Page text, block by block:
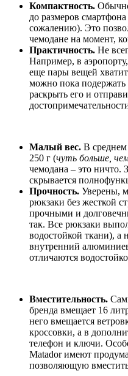
Компактность.
до размеров
сожалению). Это
чемодане на момент,
Практичность. Не
Например, в
еще пары вещей
можно пока подержать
раскрыть его и
Малый вес. В
250 г (чуть больше,
чемодана – это ничто.
скрывается
Прочность. Уверены,
рюкзаки без жесткой
прочными и
так. Все рюкзаки
водостойкой ткани), а
внутренний
отличаются
Вместительность.
бренда вмещает 16
него вмещается
кроссовки, а в
телефон и ключи.
Matador имеют
позволяющую